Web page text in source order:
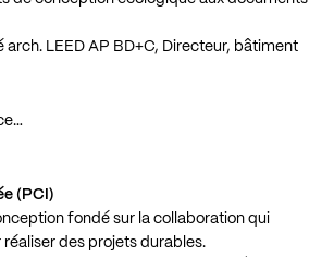
arch. LEED AP BD+C, Directeur, bâtiment
(PCI)
fondé sur la collaboration qui
réaliser des projets durables.